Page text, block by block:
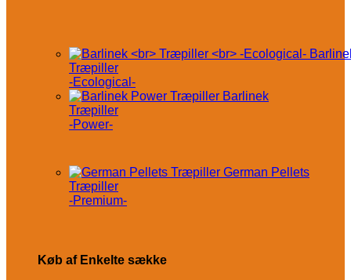
Træpiller
-Ecological-
Barlinek
Træpiller
-Power-
German Pellets
Træpiller
-Premium-
Køb af Enkelte sække